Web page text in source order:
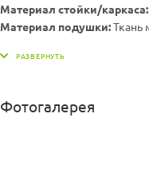
Материал стойки/каркаса:
Материал подушки:Ткань
Ширина х глубина х
Максимальная нагрузка, кг:
Фотогалерея